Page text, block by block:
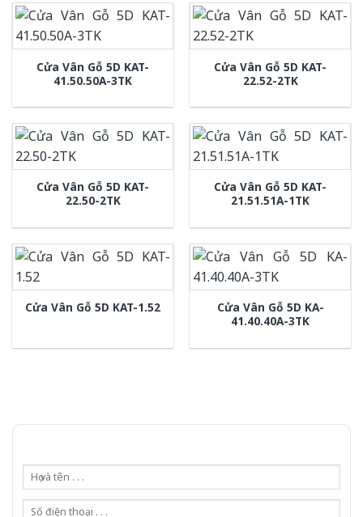
Cửa Vân Gỗ 5D KAT-
41.50.50A-3TK
Cửa Vân Gỗ 5D KAT-
22.52-2TK
Cửa Vân Gỗ 5D KAT-
22.50-2TK
Cửa Vân Gỗ 5D KAT-
21.51.51A-1TK
Cửa Vân Gỗ 5D KAT-1.52
Cửa Vân Gỗ 5D KA-
41.40.40A-3TK